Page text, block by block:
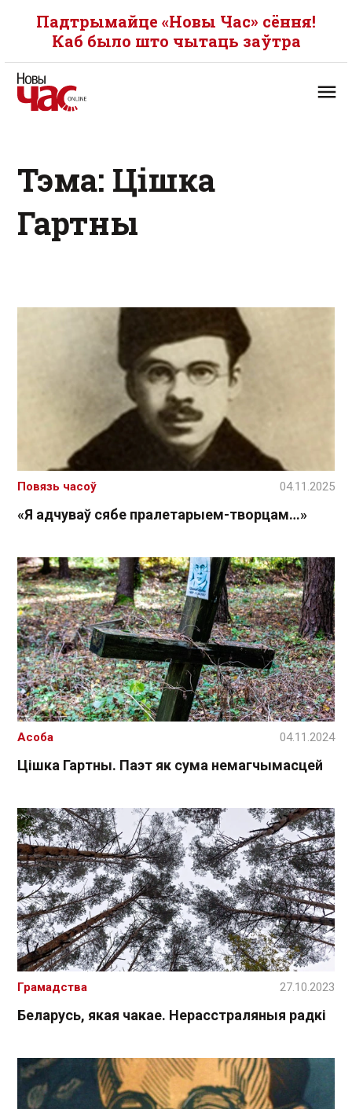
Падтрымайце «Новы Час» сёння!
Каб было што чытаць заўтра
Тэма: Цішка
Гартны
«Я адчуваў сябе пралетарыем-творцам…»
Повязь часоў 04.11.2025
Цішка Гартны. Паэт як сума немагчымасцей
Асоба 04.11.2024
Беларусь, якая чакае. Нерасстраляныя радкі
Грамадства 27.10.2023